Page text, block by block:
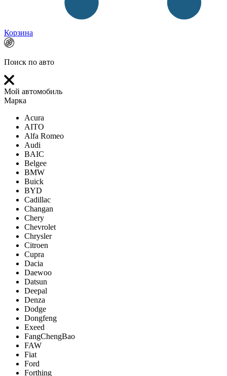
Корзина
Поиск по авто
Мой автомобиль
Марка
Acura
AITO
Alfa Romeo
Audi
BAIC
Belgee
BMW
Buick
BYD
Cadillac
Changan
Chery
Chevrolet
Chrysler
Citroen
Cupra
Dacia
Daewoo
Datsun
Deepal
Denza
Dodge
Dongfeng
Exeed
FangChengBao
FAW
Fiat
Ford
Forthing